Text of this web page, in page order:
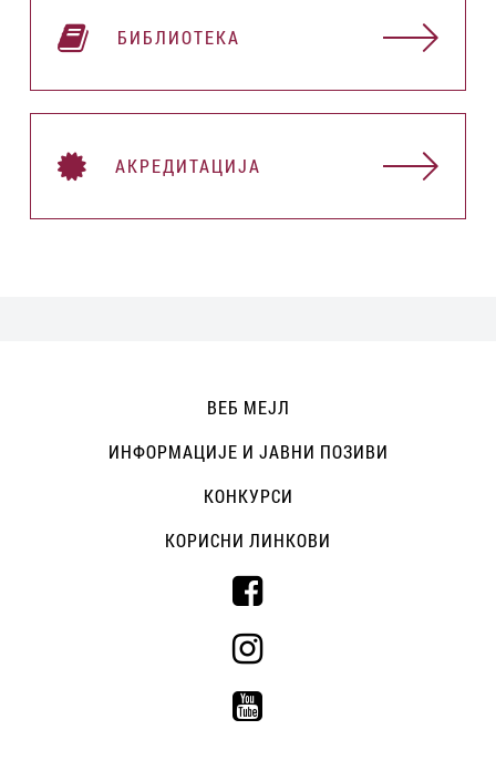
БИБЛИОТЕКА
АКРЕДИТАЦИЈА
ВЕБ МЕЈЛ
ИНФОРМАЦИЈЕ И ЈАВНИ ПОЗИВИ
КОНКУРСИ
КОРИСНИ ЛИНКОВИ